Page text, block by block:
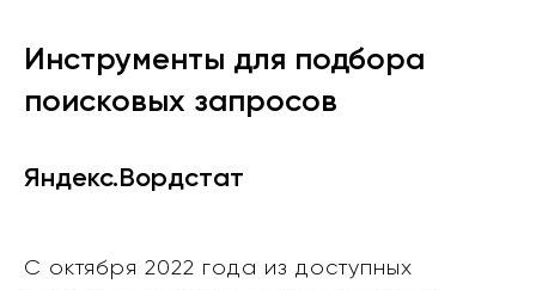
Инструменты для подбора
поисковых запросов
Яндекс.Вордстат
С октября 2022 года из доступных